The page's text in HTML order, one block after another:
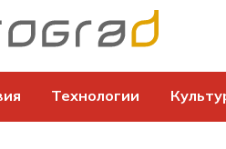
Технологии